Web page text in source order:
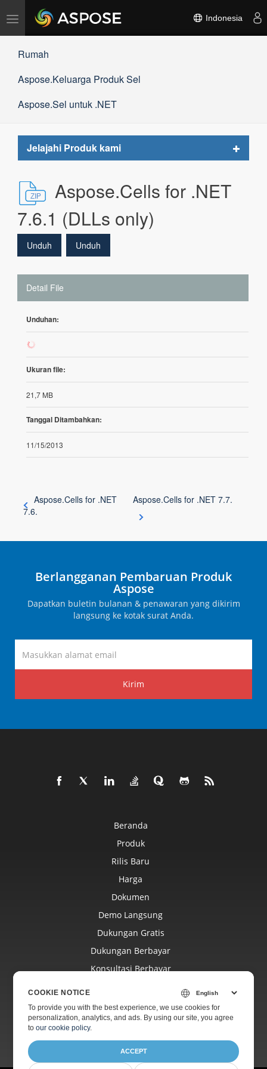
Alihkan
navigasi
Indonesia
Rumah
Aspose.Keluarga Produk Sel
Aspose.Sel untuk .NET
Jelajahi Produk kami
Toggle
Aspose.Cells for .NET
7.6.1 (DLLs only)
Unduh Unduh
Detail File
Unduhan:
265
Ukuran file:
21,7 MB
Tanggal Ditambahkan:
11/15/2013
Aspose.Cells for .NET
7.6.
Aspose.Cells for .NET 7.7.
Berlangganan Pembaruan Produk
Aspose
Dapatkan buletin bulanan & penawaran yang dikirim
langsung ke kotak surat Anda.
Kirim
Beranda
Produk
Rilis Baru
Harga
Dokumen
Demo Langsung
Dukungan Gratis
Dukungan Berbayar
Konsultasi Berbayar
Situs Web
Tentang
COOKIE NOTICE
To provide you with the best experience, we use cookies for
personalization, analytics, and ads. By using our site, you agree
toour cookie policy.
ACCEPT